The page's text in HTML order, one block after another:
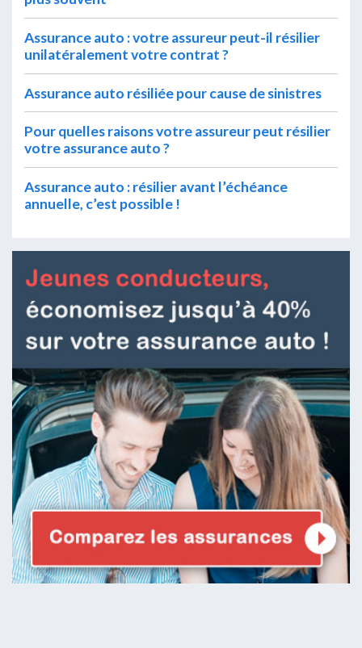
Assurance auto : votre assureur peut-il résilier
unilatéralement votre contrat ?
Assurance auto résiliée pour cause de sinistres
Pour quelles raisons votre assureur peut résilier
votre assurance auto ?
Assurance auto : résilier avant l’échéance
annuelle, c’est possible !